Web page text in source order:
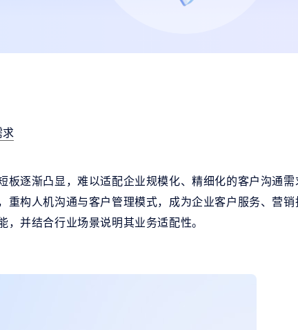
求
逐渐凸显，难以适配企业规模化、精细化的客户沟通需
构人机沟通与客户管理模式，成为企业客户服务、营销
并结合行业场景说明其业务适配性。